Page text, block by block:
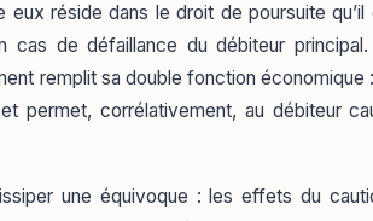
eux réside dans le droit de poursuite
cas de défaillance du débiteur
remplit sa double fonction économique
permet, corrélativement, au débiteur
une équivoque : les effets du